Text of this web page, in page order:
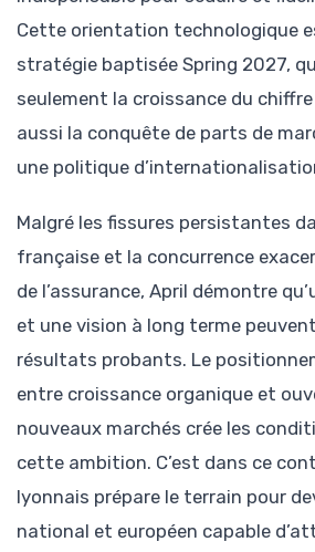
Cette orientation technologique
stratégie baptisée Spring 2027,
seulement la croissance du chiffre
aussi la conquête de parts de
une politique
Malgré les fissures persistantes
française et la concurrence
de l’assurance, April démontre
et une vision à long terme
résultats probants. Le
entre croissance organique et
nouveaux marchés crée les
cette ambition. C’est dans ce
lyonnais prépare le terrain pour
national et européen capable